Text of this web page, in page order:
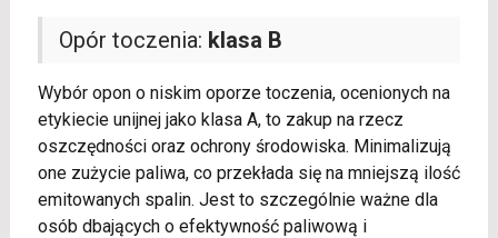
Opór toczenia: klasa B
Wybór opon o niskim oporze toczenia, ocenionych na
etykiecie unijnej jako klasa A, to zakup na rzecz
oszczędności oraz ochrony środowiska. Minimalizują
one zużycie paliwa, co przekłada się na mniejszą ilość
emitowanych spalin. Jest to szczególnie ważne dla
osób dbających o efektywność paliwową i